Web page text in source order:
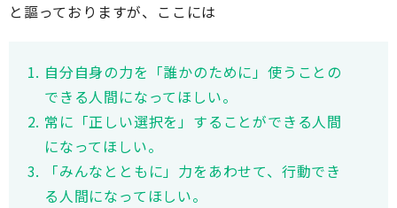
と謳っておりますが、ここには
自分自身の力を「誰かのために」使うことの
できる人間になってほしい。
常に「正しい選択を」することができる人間
になってほしい。
「みんなとともに」力をあわせて、行動でき
る人間になってほしい。